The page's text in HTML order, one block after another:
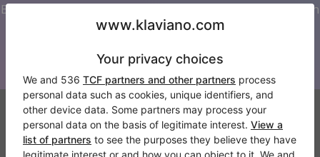
Bleiben Sie auf dem Laufenden mit allen Neuigkeiten von
Klaviano
Klaviano